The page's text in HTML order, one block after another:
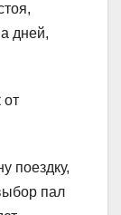
дней,
от
поездку,
пал